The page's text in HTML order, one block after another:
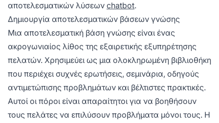
αποτελεσματικών λύσεων chatbot.
Δημιουργία αποτελεσματικών βάσεων γνώσης
Μια αποτελεσματική βάση γνώσης είναι ένας
ακρογωνιαίος λίθος της εξαιρετικής εξυπηρέτησης
πελατών. Χρησιμεύει ως μια ολοκληρωμένη βιβλιοθήκη
που περιέχει συχνές ερωτήσεις, σεμινάρια, οδηγούς
αντιμετώπισης προβλημάτων και βέλτιστες πρακτικές.
Αυτοί οι πόροι είναι απαραίτητοι για να βοηθήσουν
τους πελάτες να επιλύσουν προβλήματα μόνοι τους. Η